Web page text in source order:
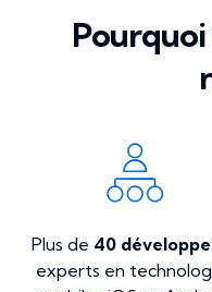
Plus de 40
experts en